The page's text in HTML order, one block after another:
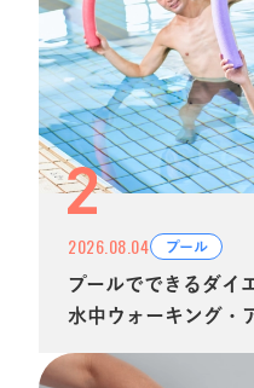
2026.08.04 プール
プールでできるダイ
水中ウォーキング・